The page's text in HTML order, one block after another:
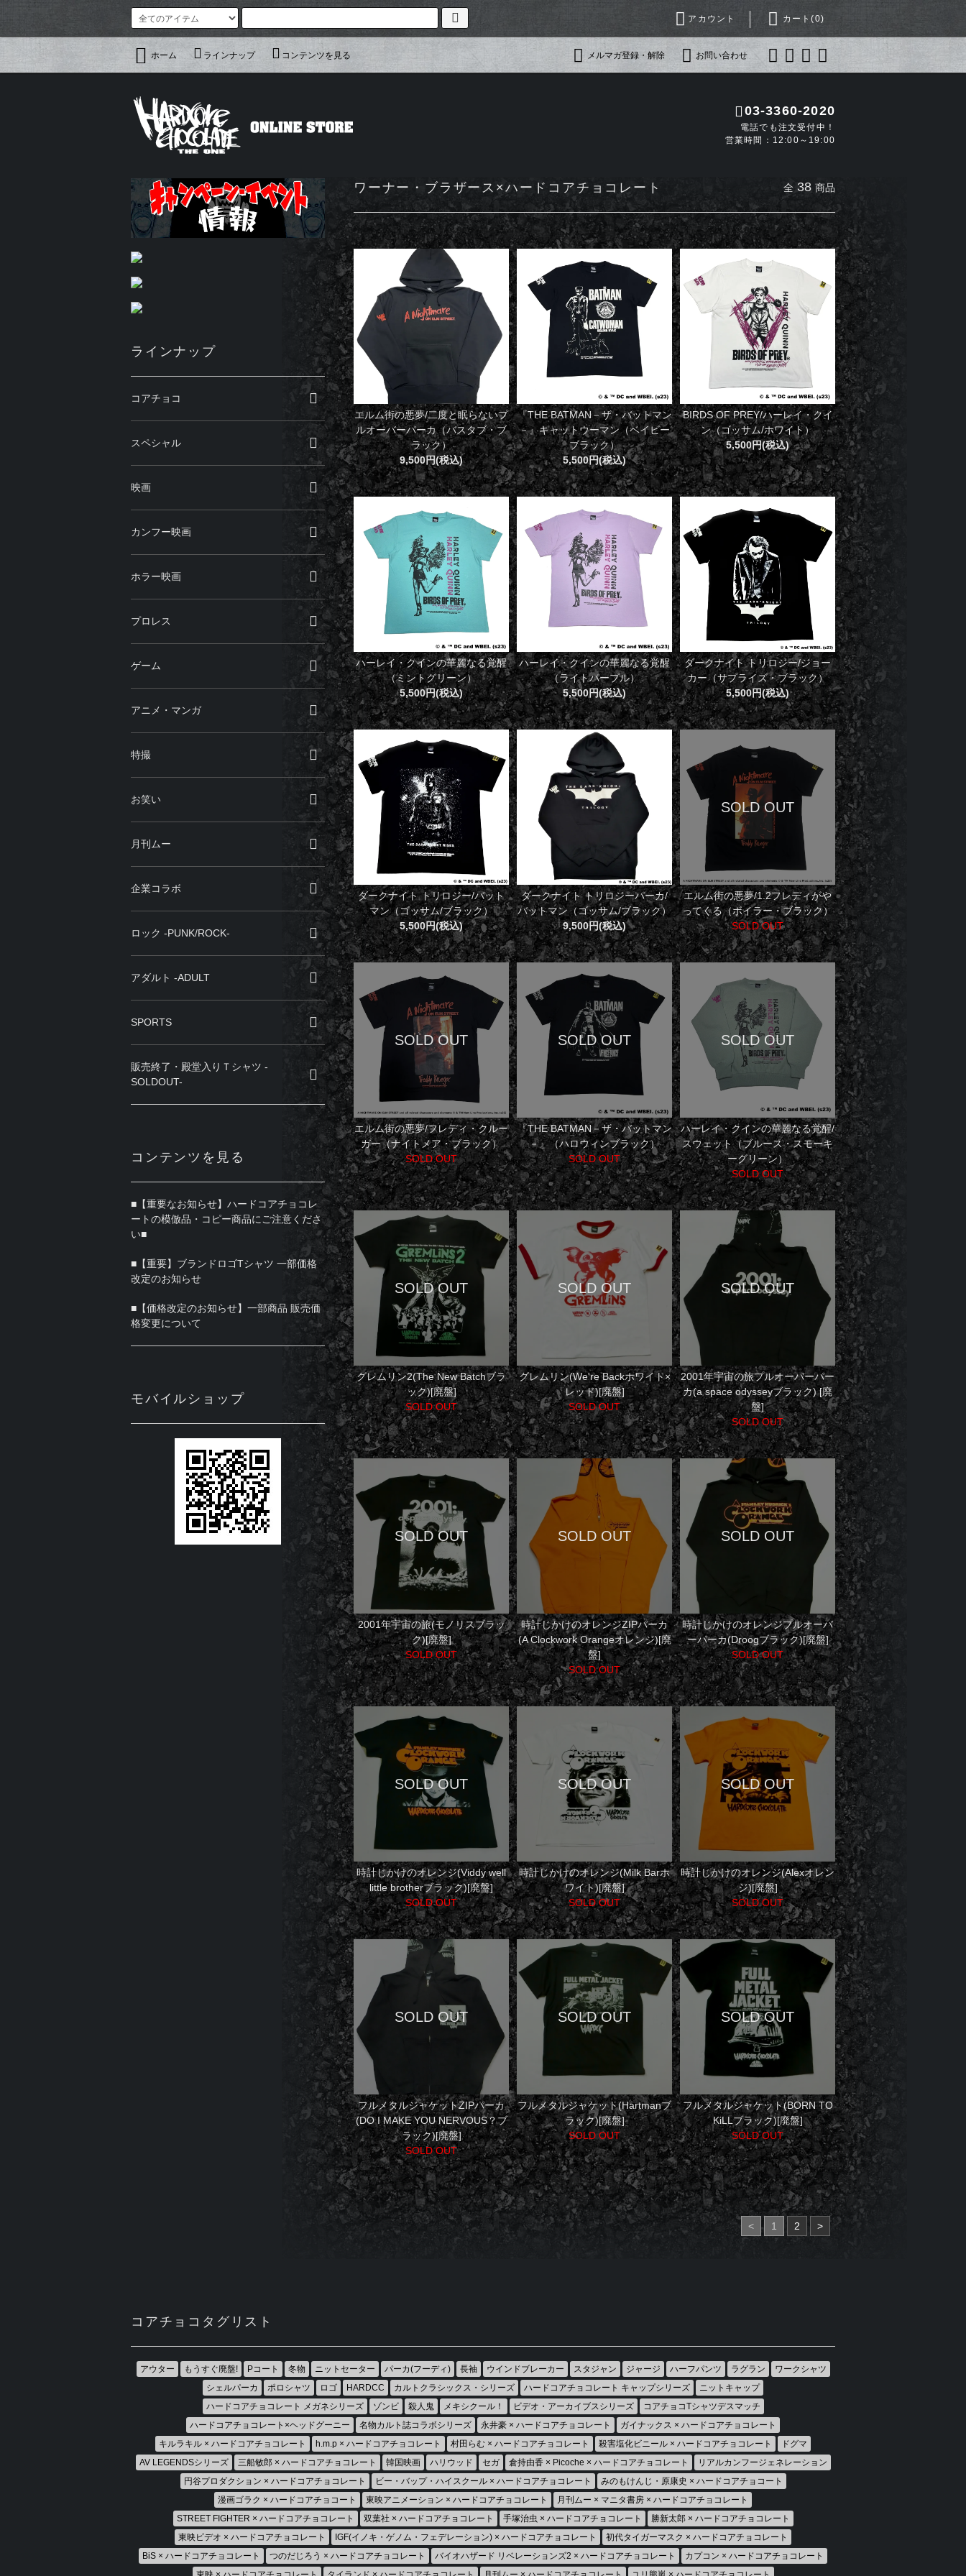
アカウント カート(0)
ホーム ラインナップ コンテンツを見る メルマガ登録・解除 お問い合わせ
03-3360-2020
電話でも注文受付中！
営業時間：12:00～19:00
ワーナー・ブラザース×ハードコアチョコレート 全 38 商品
エルム街の悪夢/二度と眠らないプ
ルオーバーパーカ（バスタブ・ブ
ラック）
9,500円(税込)
『THE BATMAN－ザ・バットマン
－』キャットウーマン（ベイビー
ブラック）
5,500円(税込)
BIRDS OF PREY/ハーレイ・クイ
ン（ゴッサム/ホワイト）
5,500円(税込)
ハーレイ・クインの華麗なる覚醒
（ミントグリーン）
5,500円(税込)
ハーレイ・クインの華麗なる覚醒
（ライトパープル）
5,500円(税込)
ダークナイト トリロジー/ジョー
カー（サプライズ・ブラック）
5,500円(税込)
ダークナイト トリロジー/バット
マン（ゴッサム/ブラック）
5,500円(税込)
ダークナイト トリロジーパーカ/
バットマン（ゴッサム/ブラック）
9,500円(税込)
エルム街の悪夢/1.2フレディがや
ってくる（ボイラー・ブラック）
SOLD OUT
エルム街の悪夢/フレディ・クルー
ガー（ナイトメア・ブラック）
SOLD OUT
『THE BATMAN－ザ・バットマン
－』（ハロウィンブラック）
SOLD OUT
ハーレイ・クインの華麗なる覚醒/
スウェット（ブルース・スモーキ
ーグリーン）
SOLD OUT
グレムリン2(The New Batchブラ
ック)[廃盤]
SOLD OUT
グレムリン(We're Backホワイト×
レッド)[廃盤]
SOLD OUT
2001年宇宙の旅プルオーバーパー
カ(a space odysseyブラック) [廃
盤]
SOLD OUT
2001年宇宙の旅(モノリスブラッ
ク)[廃盤]
SOLD OUT
時計じかけのオレンジZIPパーカ
(A Clockwork Orangeオレンジ)[廃
盤]
SOLD OUT
時計じかけのオレンジプルオーバ
ーパーカ(Droogブラック)[廃盤]
SOLD OUT
時計じかけのオレンジ(Viddy well
little brotherブラック)[廃盤]
SOLD OUT
時計じかけのオレンジ(Milk Barホ
ワイト)[廃盤]
SOLD OUT
時計じかけのオレンジ(Alexオレン
ジ)[廃盤]
SOLD OUT
フルメタルジャケットZIPパーカ
(DO I MAKE YOU NERVOUS？ブ
ラック)[廃盤]
SOLD OUT
フルメタルジャケット(Hartmanブ
ラック)[廃盤]
SOLD OUT
フルメタルジャケット(BORN TO
KiLLブラック)[廃盤]
SOLD OUT
< 1 2 >
ラインナップ
コアチョコ
スペシャル
映画
カンフー映画
ホラー映画
プロレス
ゲーム
アニメ・マンガ
特撮
お笑い
月刊ムー
企業コラボ
ロック -PUNK/ROCK-
アダルト -ADULT
SPORTS
販売終了・殿堂入りＴシャツ -
SOLDOUT-
コンテンツを見る
■【重要なお知らせ】ハードコアチョコレ
ートの模倣品・コピー商品にご注意くださ
い■
■【重要】ブランドロゴTシャツ 一部価格
改定のお知らせ
■【価格改定のお知らせ】一部商品 販売価
格変更について
モバイルショップ
コアチョコタグリスト
アウター もうすぐ廃盤! Pコート 冬物 ニットセーター パーカ(フーディ) 長袖 ウインドブレーカー スタジャン ジャージ ハーフパンツ ラグラン
ワークシャツ
シェルパーカ
ポロシャツ ロゴ HARDCC カルトクラシックス・シリーズ ハードコアチョコレート キャップシリーズ
ニットキャップ
ハードコアチョコレート メガネシリーズ
ゾンビ 殺人鬼 メキシクール！ ビデオ・アーカイブスシリーズ
コアチョコTシャツデスマッチ
ハードコアチョコレート×ヘッドグーニー
名物カルト誌コラボシリーズ 永井豪 × ハードコアチョコレート
ガイナックス × ハードコアチョコレート
キルラキル × ハードコアチョコレート
h.m.p × ハードコアチョコレート 村田らむ × ハードコアチョコレート 殺害塩化ビニール × ハードコアチョコレート
ドグマ
AV LEGENDSシリーズ
三船敏郎 × ハードコアチョコレート 韓国映画 ハリウッド セガ 倉持由香 × Picoche × ハードコアチョコレート
リアルカンフージェネレーション
円谷プロダクション × ハードコアチョコレート
ビー・バップ・ハイスクール × ハードコアチョコレート
みのもけんじ・原康史 × ハードコアチョコート
漫画ゴラク × ハードコアチョコート
東映アニメーション × ハードコアチョコレート
月刊ムー × マニタ書房 × ハードコアチョコレート
STREET FIGHTER × ハードコアチョコレート
双葉社 × ハードコアチョコレート 手塚治虫 × ハードコアチョコレート
勝新太郎 × ハードコアチョコレート
東映ビデオ × ハードコアチョコレート
IGF(イノキ・ゲノム・フェデレーション) × ハードコアチョコレート
初代タイガーマスク × ハードコアチョコレート
BiS × ハードコアチョコレート
つのだじろう × ハードコアチョコレート バイオハザード リベレーションズ2 × ハードコアチョコレート
カプコン × ハードコアチョコレート